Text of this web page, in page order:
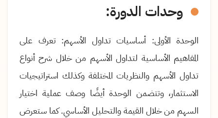
وحدات الدورة:
الوحدة الأولى: أساسيات تداول الأسهم: تعرف على
المفاهيم الأساسية لتداول الأسهم من خلال شرح أنواع
تداول الأسهم والنظريات المختلفة وكذلك استراتيجيات
الاستثمار، وتتضمن الوحدة أيضًا وصف عملية اختيار
السهم من خلال القيمة والتحليل الأساسي.كما ستعرض